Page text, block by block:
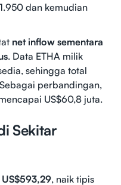
dan kemudian
net inflow sementara
. Data ETHA milik
sehingga total
perbandingan,
US$60,8 juta.
Sekitar
US$593,29, naik tipis